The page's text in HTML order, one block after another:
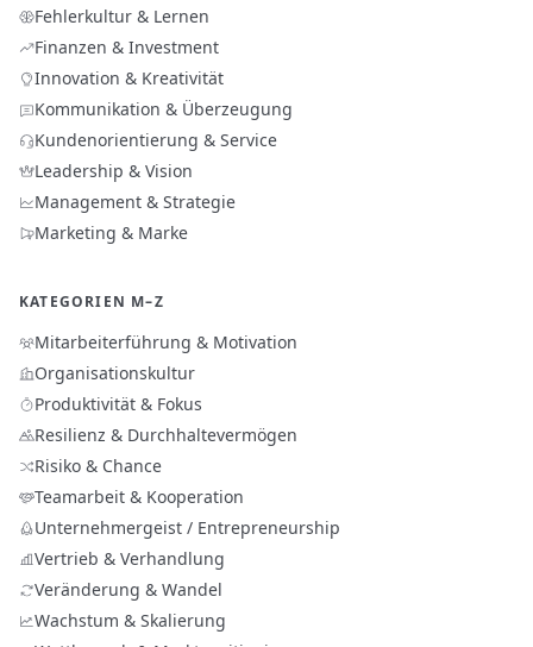
Fehlerkultur & Lernen
Finanzen & Investment
Innovation & Kreativität
Kommunikation & Überzeugung
Kundenorientierung & Service
Leadership & Vision
Management & Strategie
Marketing & Marke
KATEGORIEN M–Z
Mitarbeiterführung & Motivation
Organisationskultur
Produktivität & Fokus
Resilienz & Durchhaltevermögen
Risiko & Chance
Teamarbeit & Kooperation
Unternehmergeist / Entrepreneurship
Vertrieb & Verhandlung
Veränderung & Wandel
Wachstum & Skalierung